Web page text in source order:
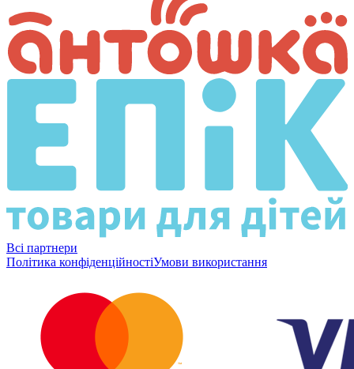
Всі партнери
Політика конфіденційностіУмови використання